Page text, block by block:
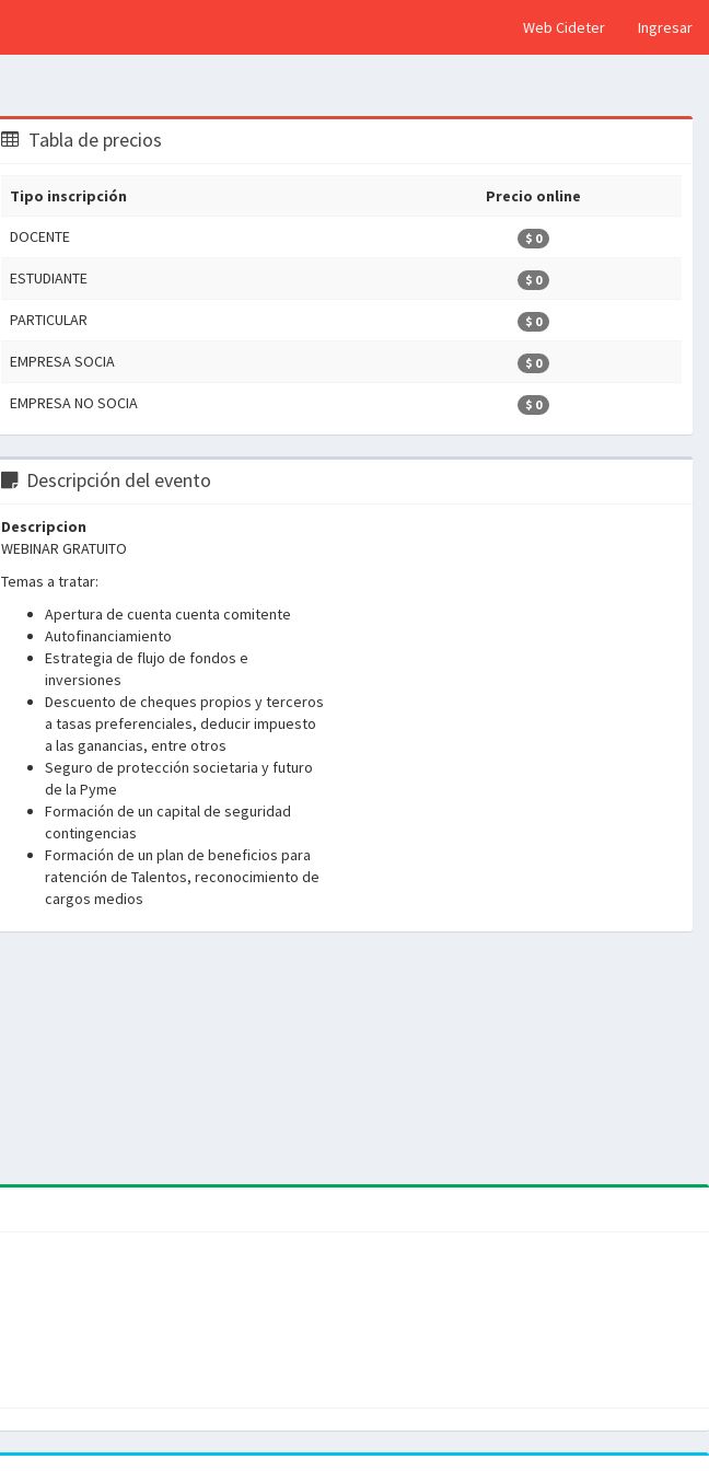
Web Cideter Ingresar
Tabla de precios
Tipo inscripción Precio online
DOCENTE $ 0
ESTUDIANTE $ 0
PARTICULAR $ 0
EMPRESA SOCIA $ 0
EMPRESA NO SOCIA $ 0
Descripción del evento
Descripcion
WEBINAR GRATUITO
Temas a tratar:
Apertura de cuenta cuenta comitente
Autofinanciamiento
Estrategia de flujo de fondos e
inversiones
Descuento de cheques propios y terceros
a tasas preferenciales, deducir impuesto
a las ganancias, entre otros
Seguro de protección societaria y futuro
de la Pyme
Formación de un capital de seguridad
contingencias
Formación de un plan de beneficios para
ratención de Talentos, reconocimiento de
cargos medios